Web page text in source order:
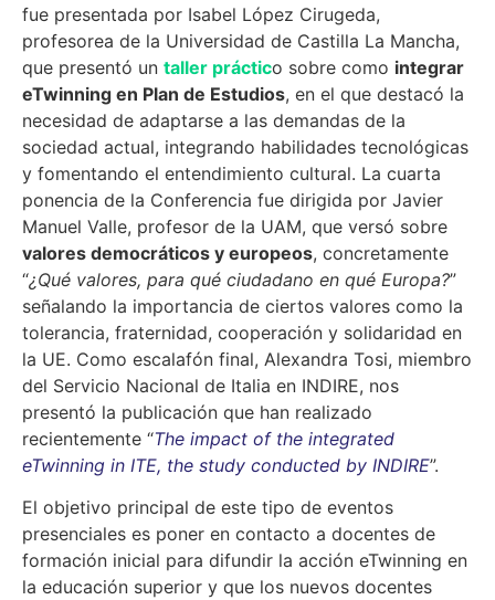
fue presentada por Isabel López Cirugeda,
profesorea de la Universidad de Castilla La Mancha,
que presentó un taller práctico sobre como integrar
eTwinning en Plan de Estudios, en el que destacó la
necesidad de adaptarse a las demandas de la
sociedad actual, integrando habilidades tecnológicas
y fomentando el entendimiento cultural. La cuarta
ponencia de la Conferencia fue dirigida por Javier
Manuel Valle, profesor de la UAM, que versó sobre
valores democráticos y europeos, concretamente
“¿Qué valores, para qué ciudadano en qué Europa?”
señalando la importancia de ciertos valores como la
tolerancia, fraternidad, cooperación y solidaridad en
la UE. Como escalafón final, Alexandra Tosi, miembro
del Servicio Nacional de Italia en INDIRE, nos
presentó la publicación que han realizado
recientemente “The impact of the integrated
eTwinning in ITE, the study conducted by INDIRE”.
El objetivo principal de este tipo de eventos
presenciales es poner en contacto a docentes de
formación inicial para difundir la acción eTwinning en
la educación superior y que los nuevos docentes